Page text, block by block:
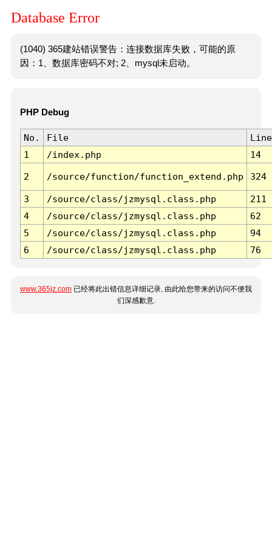
Database Error
(1040) 365建站错误警告：连接数据库失败，可能的原
因：1、数据库密码不对; 2、mysql未启动。
PHP Debug
No. File
Line
1
/index.php 14
2 /source/function/function_extend.php 324
3 /source/class/jzmysql.class.php
211
4
/source/class/jzmysql.class.php
62
5
/source/class/jzmysql.class.php
94
6
/source/class/jzmysql.class.php 76
www.365jz.com 已经将此出错信息详细记录, 由此给您带来的访问不便我
们深感歉意.